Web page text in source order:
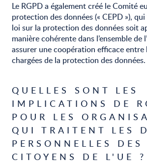
Le RGPD a également créé le Comité
protection des données (« CEPD »),
loi sur la protection des données soit
manière cohérente dans l’ensemble de
assurer une coopération efficace
chargées de la protection des données.
QUELLES SONT LES
IMPLICATIONS DE
POUR LES
QUI TRAITENT LES
PERSONNELLES DES
CITOYENS DE L'UE ?